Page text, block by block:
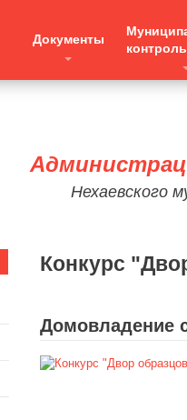
Документы
контроль
Нехаевского
Конкурс
Домовладение